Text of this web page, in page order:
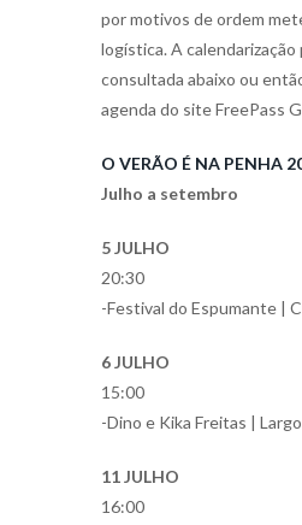
por motivos de ordem
logística. A calendarização
consultada abaixo ou
agenda do site FreePass
O VERÃO É NA PENHA
Julho a setembro
5 JULHO
20:30
-Festival do Espumante |
6 JULHO
15:00
-Dino e Kika Freitas |
11 JULHO
16:00